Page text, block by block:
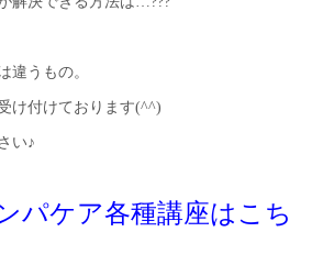
違うもの。
け付けております(^^)
い♪
パケア各種講座はこち